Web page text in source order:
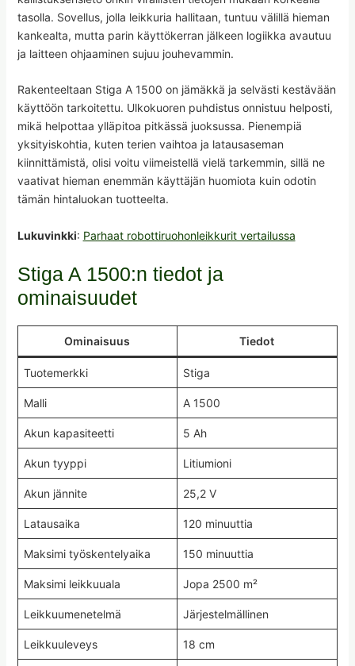
tasolla. Sovellus, jolla leikkuria hallitaan, tuntuu välillä hieman
kankealta, mutta parin käyttökerran jälkeen logiikka avautuu
ja laitteen ohjaaminen sujuu jouhevammin.
Rakenteeltaan Stiga A 1500 on jämäkkä ja selvästi kestävään
käyttöön tarkoitettu. Ulkokuoren puhdistus onnistuu helposti,
mikä helpottaa ylläpitoa pitkässä juoksussa. Pienempiä
yksityiskohtia, kuten terien vaihtoa ja latausaseman
kiinnittämistä, olisi voitu viimeistellä vielä tarkemmin, sillä ne
vaativat hieman enemmän käyttäjän huomiota kuin odotin
tämän hintaluokan tuotteelta.
Lukuvinkki: Parhaat robottiruohonleikkurit vertailussa
Stiga A 1500:n tiedot ja
ominaisuudet
Ominaisuus Tiedot
Tuotemerkki Stiga
Malli A 1500
Akun kapasiteetti 5 Ah
Akun tyyppi Litiumioni
Akun jännite 25,2 V
Latausaika 120 minuuttia
Maksimi työskentelyaika 150 minuuttia
Maksimi leikkuuala Jopa 2500 m²
Leikkuumenetelmä Järjestelmällinen
Leikkuuleveys 18 cm